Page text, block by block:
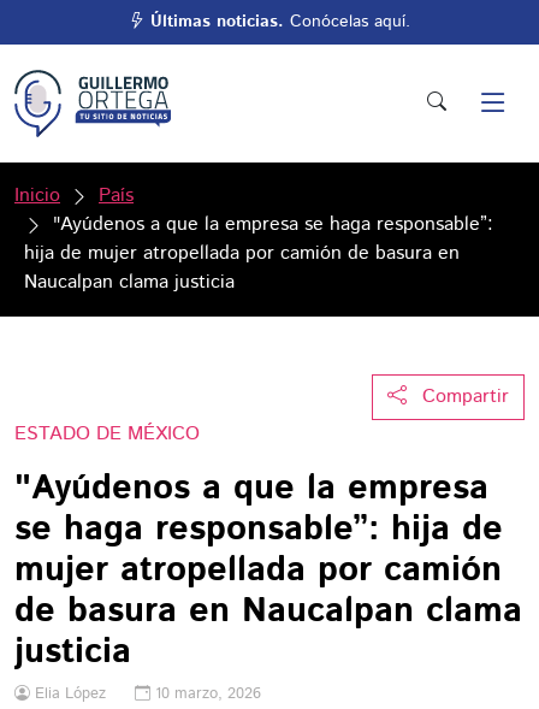
Últimas noticias. Conócelas aquí.
Inicio
País
"Ayúdenos a que la empresa se haga responsable”:
hija de mujer atropellada por camión de basura en
Naucalpan clama justicia
Compartir
ESTADO DE MÉXICO
"Ayúdenos a que la empresa
se haga responsable”: hija de
mujer atropellada por camión
de basura en Naucalpan clama
justicia
Elia López 10 marzo, 2026